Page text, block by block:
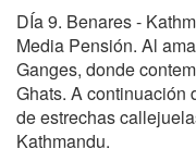
DÍa 9. Benares -
Media Pensión. Al
Ganges, donde
Ghats. A continuación
de estrechas
Kathmandu.